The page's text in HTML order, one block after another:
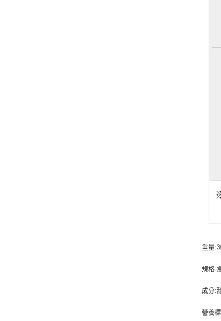
重量
規格:
成分:
營養